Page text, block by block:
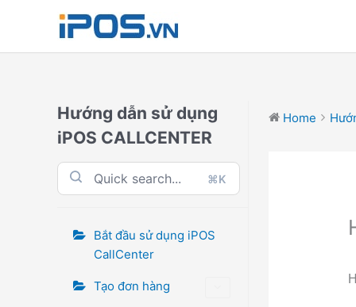
Hướng dẫn sử dụng
iPOS CALLCENTER
⌘K
Bắt đầu sử dụng iPOS
CallCenter
Tạo đơn hàng
Home